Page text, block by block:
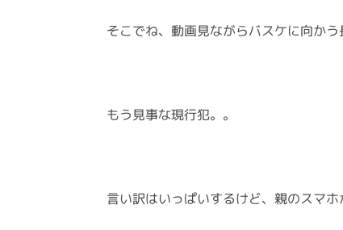
そこでね、動画見ながらバスケに向かう
もう見事な現行犯。。
言い訳はいっぱいするけど、親のスマホ